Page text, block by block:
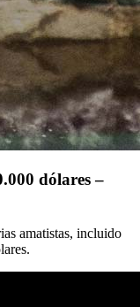
dólares –
amatistas, incluido